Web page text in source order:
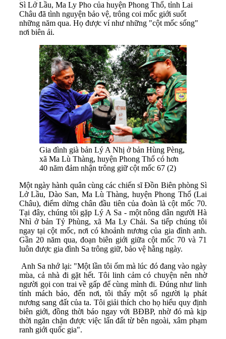
Sì Lở Lầu, Ma Ly Pho của huyện Phong Thổ, tỉnh Lai
Châu đã tình nguyện bảo vệ, trông coi mốc giới suốt
những năm qua. Họ được ví như những "cột mốc sống"
nơi biên ải.
Gia đình già bản Lý A Nhị ở bản Hùng Pèng,
xã Ma Lù Thàng, huyện Phong Thổ có hơn
40 năm đảm nhận trông giữ cột mốc 67 (2)
Một ngày hành quân cùng các chiến sĩ Đồn Biên phòng Sì
Lở Lầu, Dào San, Ma Lù Thàng, huyện Phong Thổ (Lai
Châu), điểm dừng chân đầu tiên của đoàn là cột mốc 70.
Tại đây, chúng tôi gặp Lý A Sa - một nông dân người Hà
Nhì ở bản Tỷ Phùng, xã Ma Ly Chải. Sa tiếp chúng tôi
ngay tại cột mốc, nơi có khoảnh nương của gia đình anh.
Gần 20 năm qua, đoạn biên giới giữa cột mốc 70 và 71
luôn được gia đình Sa trông giữ, bảo vệ hằng ngày.
Anh Sa nhớ lại: "Một lần tôi ốm mà lúc đó đang vào ngày
mùa, cả nhà đi gặt hết. Tôi linh cảm có chuyện nên nhờ
người gọi con trai về gấp để cùng mình đi. Đúng như linh
tính mách bảo, đến nơi, tôi thấy một số người lạ phát
nương sang đất của ta. Tôi giải thích cho họ hiểu quy định
biên giới, đồng thời báo ngay với BĐBP, nhờ đó mà kịp
thời ngăn chặn được việc lấn đất từ bên ngoài, xâm phạm
ranh giới quốc gia".